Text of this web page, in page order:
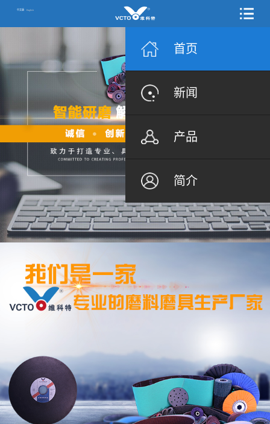
中文版 English
首页
新闻
产品
简介